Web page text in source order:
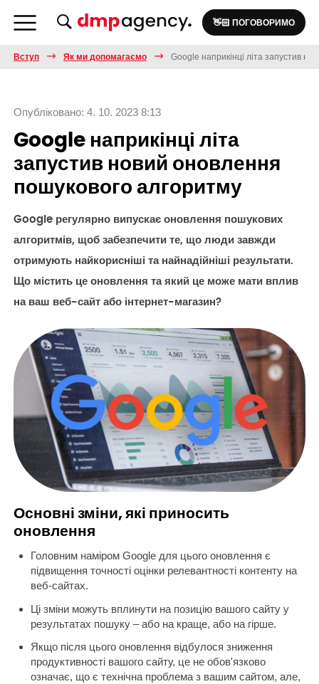
👋🏻 ПОГОВОРИМО
Вступ Як ми допомагаємо Google наприкінці літа запустив
Опубліковано: 4. 10. 2023 8:13
Google наприкінці літа
запустив новий оновлення
пошукового алгоритму
Google регулярно випускає оновлення пошукових
алгоритмів, щоб забезпечити те, що люди завжди
отримують найкорисніші та найнадійніші результати.
Що містить це оновлення та який це може мати вплив
на ваш веб-сайт або інтернет-магазин?
Основні зміни, які приносить
оновлення
Головним наміром Google для цього оновлення є
підвищення точності оцінки релевантності контенту на
веб-сайтах.
Ці зміни можуть вплинути на позицію вашого сайту у
результатах пошуку – або на краще, або на гірше.
Якщо після цього оновлення відбулося зниження
продуктивності вашого сайту, це не обов'язково
означає, що є технічна проблема з вашим сайтом, але,